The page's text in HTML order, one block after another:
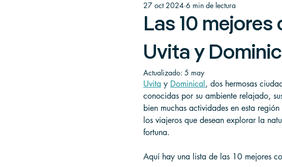
Las 10
Uvita y
27 oct 2024 6 min de lectura
Actualizado: 5 may
Uvita y Dominical , dos hermosas
conocidas por su ambiente relajado,
bien muchas actividades en esta
los viajeros que desean explorar la
fortuna.
Aquí hay una lista de las 10 mejores